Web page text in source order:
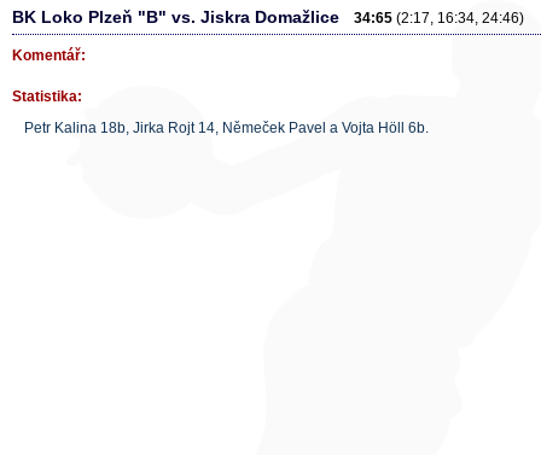
BK Loko Plzeň "B" vs. Jiskra Domažlice 34:65 (2:17, 16:34, 24:46)
Komentář:
Statistika:
Petr Kalina 18b, Jirka Rojt 14, Němeček Pavel a Vojta Höll 6b.